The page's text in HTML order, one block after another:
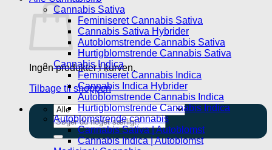
Ingen produkter i kurven.
Tilbage til shoppen
Søg
efter:
Cannabis Sativa
Feminiseret Cannabis Sativa
Cannabis Sativa Hybrider
Autoblomstrende Cannabis Sativa
Hurtigblomstrende Cannabis Sativa
Cannabis Indica
Feminiseret Cannabis Indica
Cannabis Indica Hybrider
Autoblomstrende Cannabis Indica
Hurtigblomstrende Cannabis Indica
Autoblomstrende cannabis
Cannabis Sativa | Autoblomst
Cannabis Indica | Autoblomst